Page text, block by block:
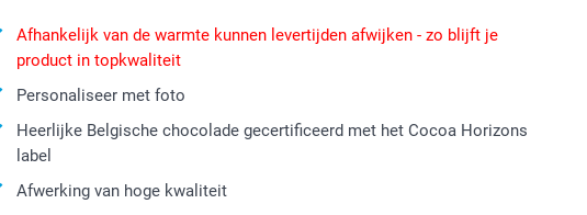
Afhankelijk van de warmte kunnen levertijden afwijken - zo blijft je
product in topkwaliteit
Personaliseer met foto
Heerlijke Belgische chocolade gecertificeerd met het Cocoa Horizons
label
Afwerking van hoge kwaliteit